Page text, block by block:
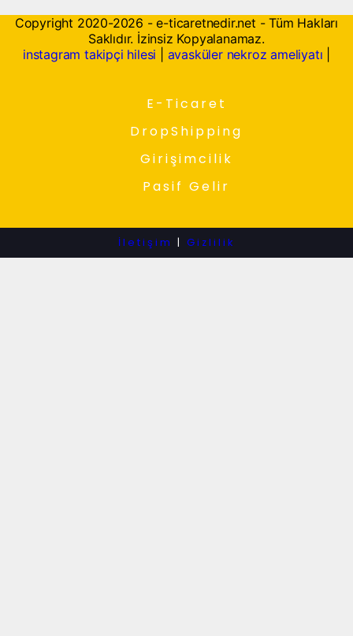
Copyright 2020-2026 - e-ticaretnedir.net - Tüm Hakları
Saklıdır. İzinsiz Kopyalanamaz.
instagram takipçi hilesi
avasküler nekroz ameliyatı
E-Ticaret
DropShipping
Girişimcilik
Pasif Gelir
İletişim | Gizlilik